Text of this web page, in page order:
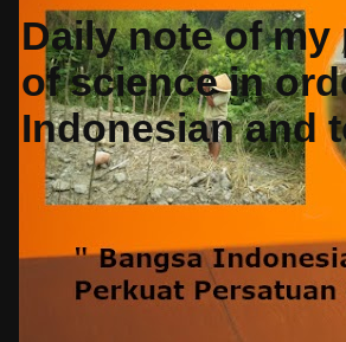
Daily note of
of science in
Indonesian and